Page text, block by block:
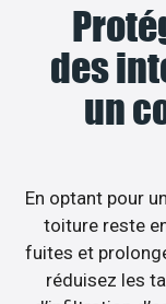
des
un
En optant pour
toiture reste
fuites et
réduisez les